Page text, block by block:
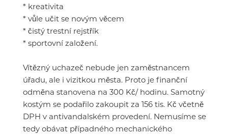
* kreativita
* vůle učit se novým věcem
* čistý trestní rejstřík
* sportovní založení.
Vítězný uchazeč nebude jen zaměstnancem
úřadu, ale i vizitkou města. Proto je finanční
odměna stanovena na 300 Kč/ hodinu. Samotný
kostým se podařilo zakoupit za 156 tis. Kč včetně
DPH v antivandalském provedení. Nemusíme se
tedy obávat případného mechanického